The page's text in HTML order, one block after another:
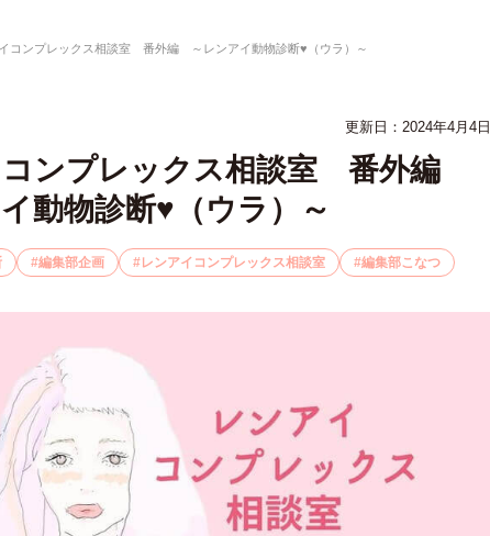
コンプレックス相談室 番外編 ～レンアイ動物診断♥（ウラ）～
更新日：2024年4月4日
コンプレックス相談室 番外編
動物診断♥（ウラ）～
編集部企画 レンアイコンプレックス相談室 編集部こなつ